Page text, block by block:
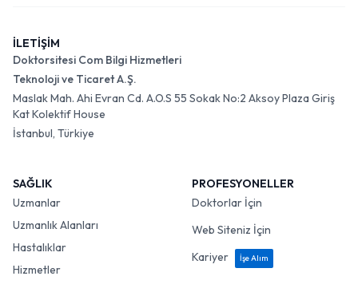
İLETİŞİM
Doktorsitesi Com Bilgi Hizmetleri
Teknoloji ve Ticaret A.Ş.
Maslak Mah. Ahi Evran Cd. A.O.S 55 Sokak No:2 Aksoy Plaza Giriş
Kat Kolektif House
İstanbul, Türkiye
SAĞLIK
Uzmanlar
Uzmanlık Alanları
Hastalıklar
Hizmetler
PROFESYONELLER
Doktorlar İçin
Web Siteniz İçin
Kariyer
İşe Alım